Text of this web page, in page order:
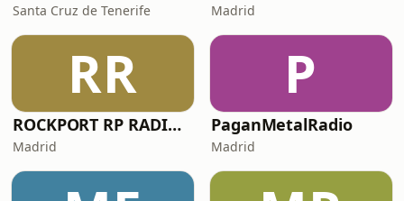
Santa Cruz de Tenerife Madrid
RR
ROCKPORT RP RADIO OFICIAL
Madrid
P
PaganMetalRadio
Madrid